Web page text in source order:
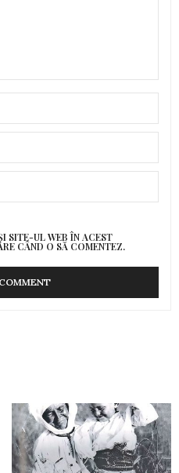
SITE-UL WEB ÎN ACEST
CÂND O SĂ COMENTEZ.